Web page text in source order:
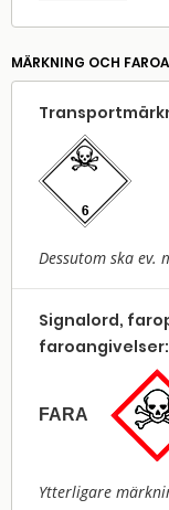
MÄRKNING OCH
Dessutom ska ev.
Signalord,
faroangivelser:
FARA
Ytterligare